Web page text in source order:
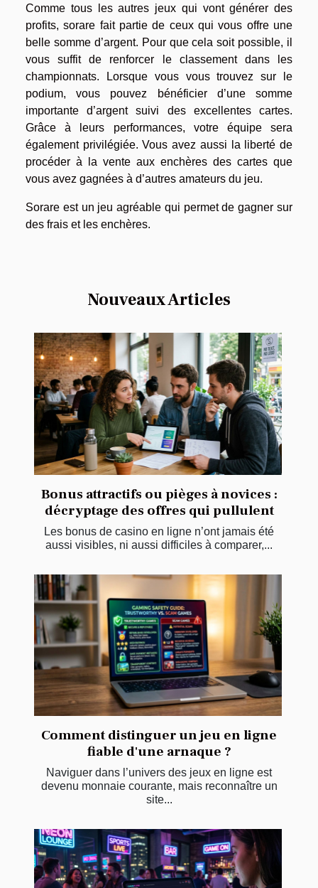
Comme tous les autres jeux qui vont générer des
profits, sorare fait partie de ceux qui vous offre une
belle somme d’argent. Pour que cela soit possible, il
vous suffit de renforcer le classement dans les
championnats. Lorsque vous vous trouvez sur le
podium, vous pouvez bénéficier d’une somme
importante d’argent suivi des excellentes cartes.
Grâce à leurs performances, votre équipe sera
également privilégiée. Vous avez aussi la liberté de
procéder à la vente aux enchères des cartes que
vous avez gagnées à d’autres amateurs du jeu.
Sorare est un jeu agréable qui permet de gagner sur
des frais et les enchères.
Nouveaux Articles
Bonus attractifs ou pièges à novices :
décryptage des offres qui pullulent
Les bonus de casino en ligne n’ont jamais été
aussi visibles, ni aussi difficiles à comparer,...
Comment distinguer un jeu en ligne
fiable d'une arnaque ?
Naviguer dans l’univers des jeux en ligne est
devenu monnaie courante, mais reconnaître un
site...